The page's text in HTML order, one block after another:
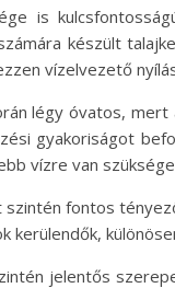
is
készült
vízelvezető
légy óvatos, mert
gyakoriságot
vízre van
szintén fontos
kerülendők,
jelentős